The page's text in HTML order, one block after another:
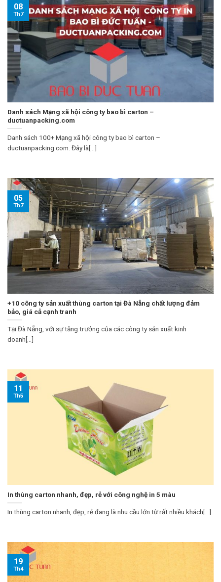
Danh sách Mạng xã hội công ty bao bì carton –
ductuanpacking.com
Danh sách 100+ Mạng xã hội công ty bao bì carton –
ductuanpacking.com. Đây là[...]
08
Th7
+10 công ty sản xuất thùng carton tại Đà Nẵng chất lượng đảm
bảo, giá cả cạnh tranh
Tại Đà Nẵng, với sự tăng trưởng của các công ty sản xuất kinh
doanh[...]
05
Th7
In thùng carton nhanh, đẹp, rẻ với công nghệ in 5 màu
In thùng carton nhanh, đẹp, rẻ đang là nhu cầu lớn từ rất nhiều khách[...]
11
Th5
19
Th4